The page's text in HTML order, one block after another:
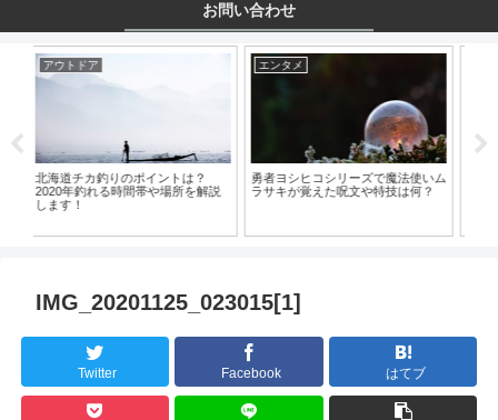
お問い合わせ
リーズで魔法使いム
呪文や特技は何？
ロンドンハーツのドッキリで生まれ
話題のダイソーメスティ
使ってシーズニングを簡
IMG_20201125_023015[1]
Twitter Facebook はてブ